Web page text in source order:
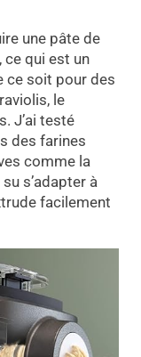
une pâte de
qui est un
ce soit pour des
le
J’ai testé
des farines
comme la
s’adapter à
facilement